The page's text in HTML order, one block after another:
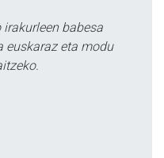
babesa
euskaraz eta modu